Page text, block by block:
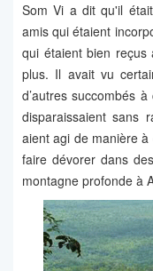
Som Vi a dit qu'il
amis qui étaient
qui étaient bien
plus. Il avait vu
d’autres succombés
disparaissaient sans
aient agi de manière
faire dévorer dans
montagne profonde à